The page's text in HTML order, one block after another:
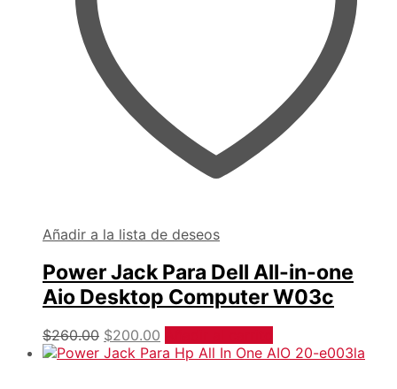
Añadir a la lista de deseos
Power Jack Para Dell All-in-one
Aio Desktop Computer W03c
$260.00 Original
price
$200.00
price